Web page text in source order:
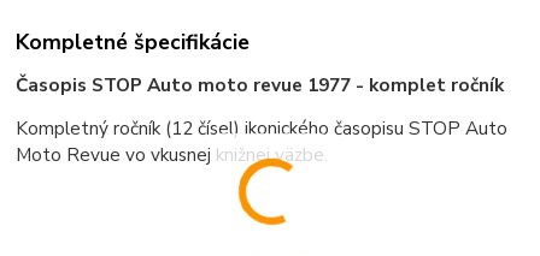
Kompletné špecifikácie
Časopis STOP Auto moto revue 1977 - komplet ročník
Kompletný ročník (12 čísel) ikonického časopisu STOP Auto
Moto Revue vo vkusnej knižnej väzbe.